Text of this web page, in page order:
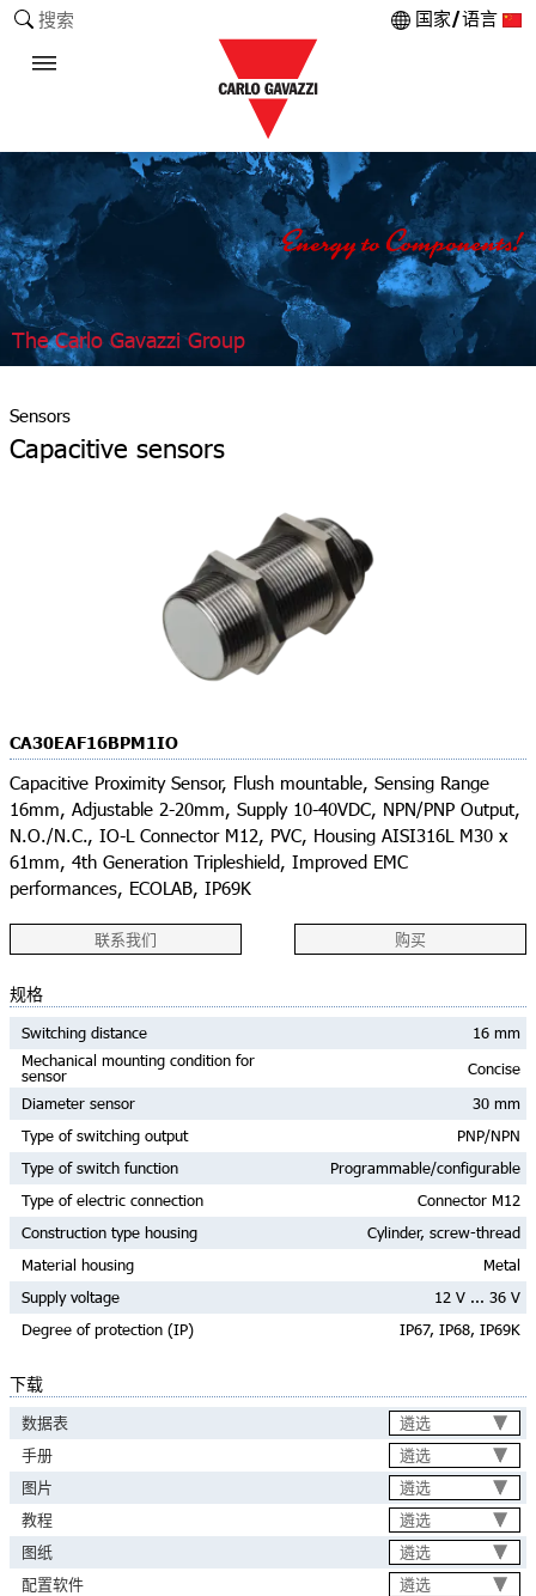
搜索 国家/语言
The Carlo Gavazzi Group
Sensors
Capacitive sensors
联系我们 购买
CA30EAF16BPM1IO
Capacitive Proximity Sensor, Flush mountable, Sensing Range
16mm, Adjustable 2-20mm, Supply 10-40VDC, NPN/PNP Output,
N.O./N.C., IO-L Connector M12, PVC, Housing AISI316L M30 x
61mm, 4th Generation Tripleshield, Improved EMC
performances, ECOLAB, IP69K
规格
Switching distance
16 mm
Mechanical mounting condition for
sensor
Concise
Diameter sensor
30 mm
Type of switching output
PNP/NPN
Type of switch function
Programmable/configurable
Type of electric connection
Connector M12
Construction type housing
Cylinder, screw-thread
Material housing
Metal
Supply voltage
12 V ... 36 V
Degree of protection (IP)
IP67, IP68, IP69K
下载
数据表
遴选
手册
遴选
图片
遴选
教程
遴选
图纸
遴选
配置软件
遴选